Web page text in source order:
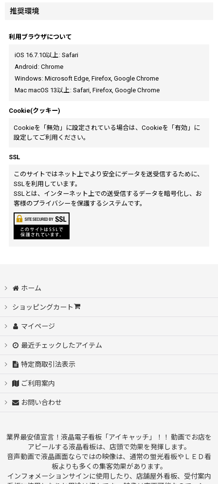
推奨環境
利用ブラウザについて
iOS 16.7.10以上: Safari
Android : Chrome
Windows: Microsoft Edge, Firefox, Google Chrome
Mac macOS 13以上: Safari, Firefox, Google Chrome
Cookie(クッキー)
Cookieを「無効」に設定されている場合は、Cookieを「有効」に
設定してご利用ください。
SSL
このサイトではネット上でより安全にデータを送受信するために、
SSLを利用しています。
SSLとは、インターネット上での送受信するデータを暗号化し、お
客様のプライバシーを保護するシステムです。
ホーム
ショッピングカート
マイページ
最近チェックしたアイテム
特定商取引法表示
ご利用案内
お問い合わせ
業界最安値宣言！液晶電子看板「アイキャッチ」！！ 動画でお店を
アピールする液晶看板は、店頭で効果を発揮します。
音声動画で液晶画面ならではの映像は、通常の蛍光看板やＬＥＤ看
板よりも多くの集客効果があります。
インフォメーションサインに使用したり、店舗屋外看板、受付案内